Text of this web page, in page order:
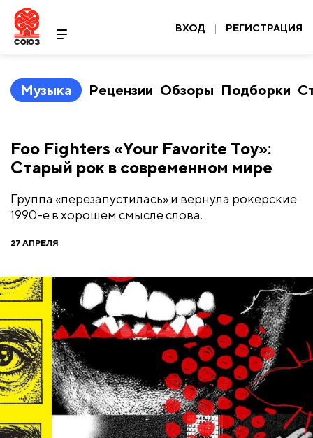
ВХОД | РЕГИСТРАЦИЯ
Музыка Рецензии Обзоры Подборки
​Foo Fighters «Your Favorite Toy»:
Cтарый рок в современном мире
Группа «перезапустилась» и вернула рокерские
1990-е в хорошем смысле слова.
27 АПРЕЛЯ